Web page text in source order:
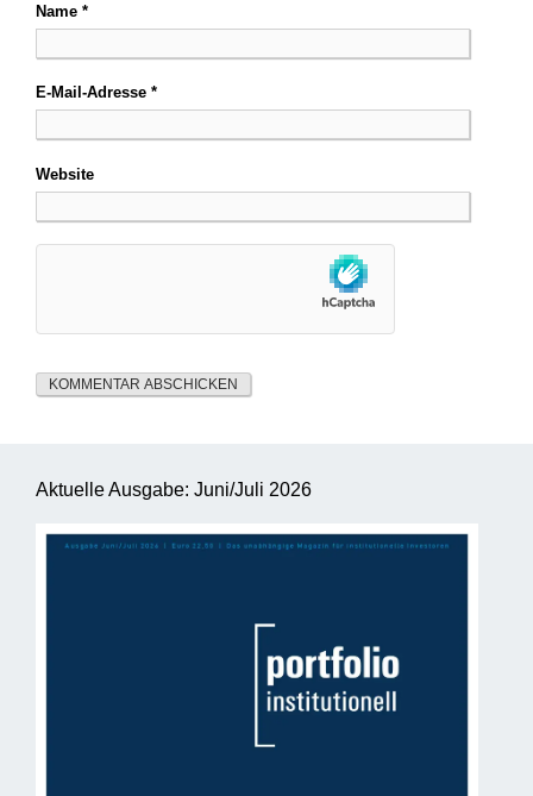
Name *
E-Mail-Adresse *
Website
Aktuelle Ausgabe: Juni/Juli 2026